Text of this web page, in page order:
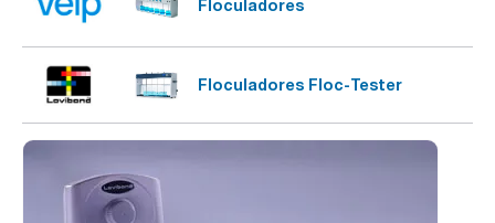
Floculadores
Floculadores Floc-Tester